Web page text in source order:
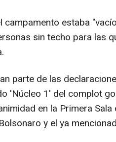
campamento estaba
sin techo para las
parte de las
'Núcleo 1' del complot
en la Primera Sala
y el ya